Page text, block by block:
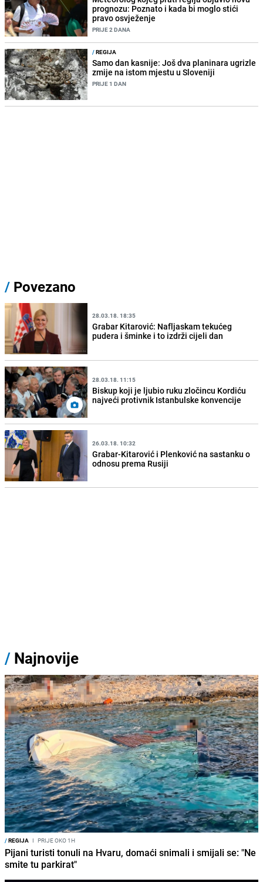
prognozu: Poznato i kada bi moglo stići
pravo osvježenje
PRIJE 2 DANA
/REGIJA
Samo dan kasnije: Još dva planinara ugrizle
zmije na istom mjestu u Sloveniji
PRIJE 1 DAN
/ Povezano
28.03.18. 18:35
Grabar Kitarović: Nafljaskam tekućeg
pudera i šminke i to izdrži cijeli dan
28.03.18. 11:15
Biskup koji je ljubio ruku zločincu Kordiću
najveći protivnik Istanbulske konvencije
26.03.18. 10:32
Grabar-Kitarović i Plenković na sastanku o
odnosu prema Rusiji
/ Najnovije
/REGIJA I PRIJE OKO 1H
Pijani turisti tonuli na Hvaru, domaći snimali i smijali se: "Ne
smite tu parkirat"